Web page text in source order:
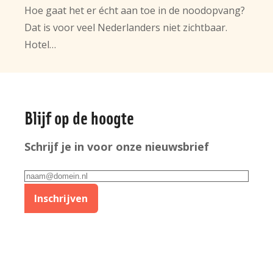
Hoe gaat het er écht aan toe in de noodopvang?
Dat is voor veel Nederlanders niet zichtbaar.
Hotel…
informatie
Blijf op de hoogte
Schrijf je in voor onze nieuwsbrief
E-
mailadres
Inschrijven